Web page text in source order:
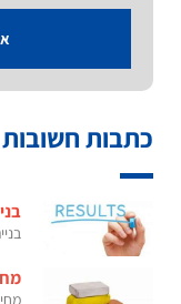
כתבות חשובות